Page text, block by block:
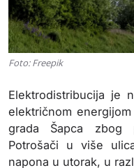
Foto: Freepik
Elektrodistribucija je
električnom
grada Šapca zbog
Potrošači u više
napona u utorak, u